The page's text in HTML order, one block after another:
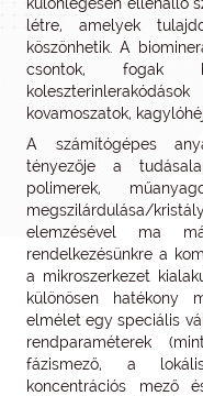
létre, amelyek
köszönhetik. A
csontok, fogak
kovamoszatok,
A számítógépes
tényezője a
polimerek,
megszilárdulása/
elemzésével ma
rendelkezésünkre a
a mikroszerkezet
különösen hatékony
elmélet egy speciális
rendparaméterek
fázismező, a
koncentrációs mező